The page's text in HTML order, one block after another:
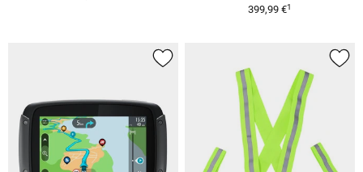
399,99 €1